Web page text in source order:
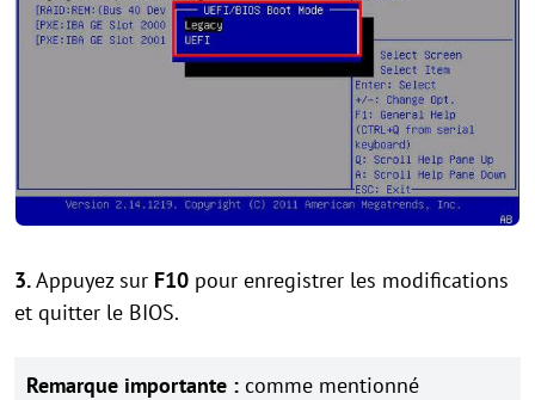
3.Appuyez sur F10 pour enregistrer les modifications
et quitter le BIOS.
Remarque importante : comme mentionné